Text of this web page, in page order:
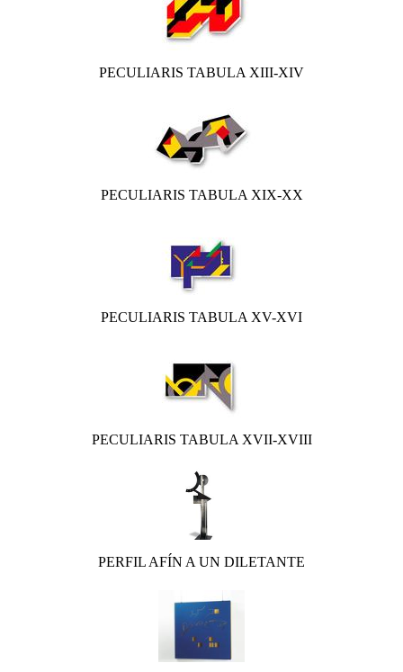
PECULIARIS TABULA XIII-XIV
PECULIARIS TABULA XIX-XX
PECULIARIS TABULA XV-XVI
PECULIARIS TABULA XVII-XVIII
PERFIL AFÍN A UN DILETANTE